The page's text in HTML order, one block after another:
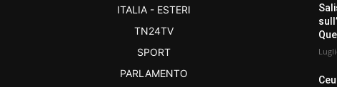
ITALIA - ESTERI
TN24TV
SPORT
PARLAMENTO